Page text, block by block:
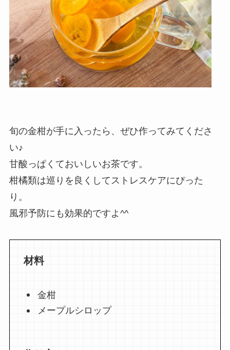
旬の金柑が手に入ったら、ぜひ作ってみてくださ
い♪
甘酸っぱくておいしいお茶です。
柑橘類は巡りを良くしてストレスケアにぴった
り。
風邪予防にも効果的ですよ^^
材料
金柑
メープルシロップ